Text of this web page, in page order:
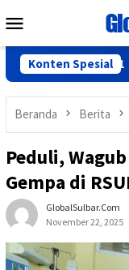
ke
Mobile
Konten Spesial
RI ke-81
Beranda Berita
Peduli,
Gempa di
GlobalSulbar.com
November 22, 2025